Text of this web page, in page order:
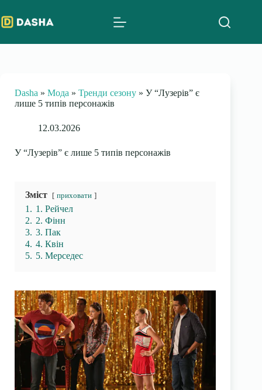
to
content
Dasha » Мода » Тренди сезону » У “Лузерів” є
лише 5 типів персонажів
12.03.2026
У “Лузерів” є лише 5 типів персонажів
Зміст приховати
1. 1. Рейчел
2. 2. Фінн
3. 3. Пак
4. 4. Квін
5. 5. Мерседес